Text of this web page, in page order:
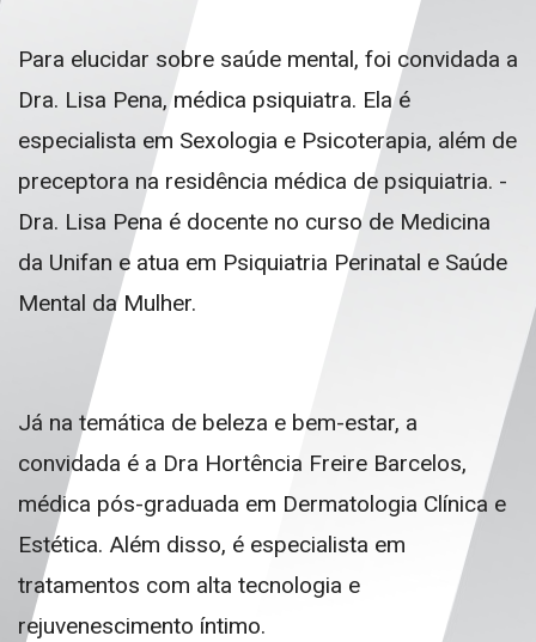
Para elucidar sobre saúde mental, foi convidada a
Dra. Lisa Pena, médica psiquiatra. Ela é
especialista em Sexologia e Psicoterapia, além de
preceptora na residência médica de psiquiatria. -
Dra. Lisa Pena é docente no curso de Medicina
da Unifan e atua em Psiquiatria Perinatal e Saúde
Mental da Mulher.
Já na temática de beleza e bem-estar, a
convidada é a Dra Hortência Freire Barcelos,
médica pós-graduada em Dermatologia Clínica e
Estética. Além disso, é especialista em
tratamentos com alta tecnologia e
rejuvenescimento íntimo.